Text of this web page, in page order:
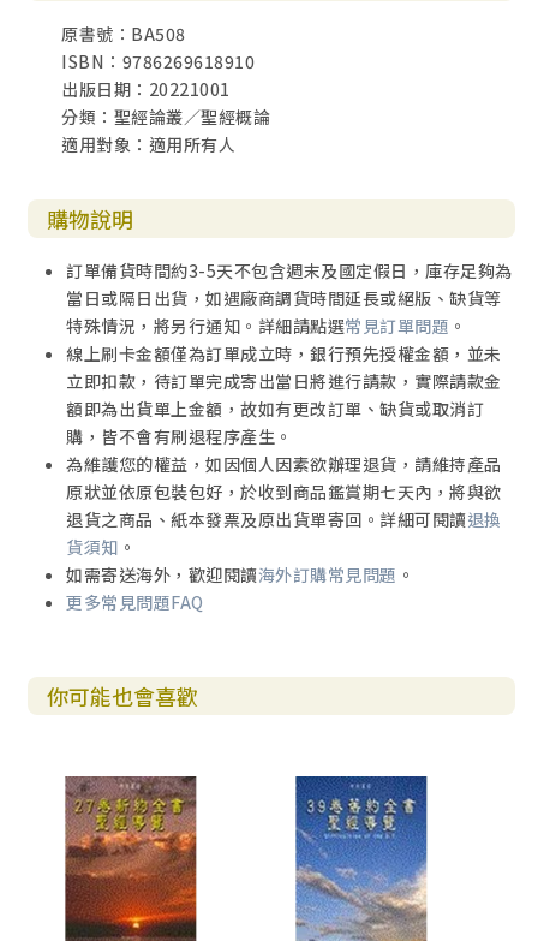
原書號：BA508
ISBN：9786269618910
出版日期：20221001
分類：聖經論叢／聖經概論
適用對象：適用所有人
購物說明
訂單備貨時間約3-5天不包含週末及國定假日，庫存足夠為
當日或隔日出貨，如遇廠商調貨時間延長或絕版、缺貨等
特殊情況，將另行通知。詳細請點選常見訂單問題 。
線上刷卡金額僅為訂單成立時，銀行預先授權金額，並未
立即扣款，待訂單完成寄出當日將進行請款，實際請款金
額即為出貨單上金額，故如有更改訂單、缺貨或取消訂
購，皆不會有刷退程序產生。
為維護您的權益，如因個人因素欲辦理退貨，請維持產品
原狀並依原包裝包好，於收到商品鑑賞期七天內，將與欲
退貨之商品、紙本發票及原出貨單寄回。詳細可閱讀退換
貨須知 。
如需寄送海外，歡迎閱讀海外訂購常見問題 。
更多常見問題FAQ
你可能也會喜歡